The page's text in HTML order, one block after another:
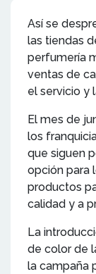
Así se
las tiendas
perfumería
ventas de
el servicio y
El mes de
los
que siguen
opción para
productos
calidad y a
La
de color de
la campaña